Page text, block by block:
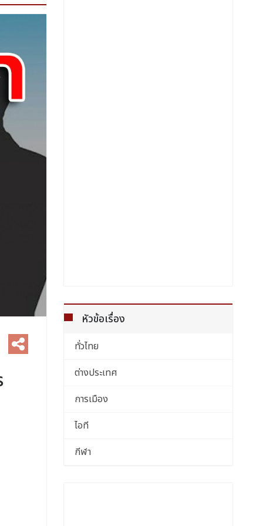
หัวข้อเรื่อง
ทั่วไทย
ต่างประเทศ
การเมือง
ไอที
กีฬา